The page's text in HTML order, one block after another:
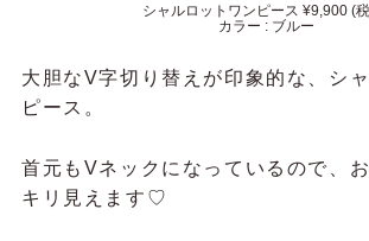
シャルロットワンピース ¥9,900 (
カラー : ブルー
大胆なV字切り替えが印象的な、
シ
ピース。
首元もVネックになっているので、
キリ見えます♡